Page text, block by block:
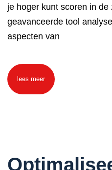
je hoger kunt scoren in
geavanceerde tool
aspecten van
lees meer